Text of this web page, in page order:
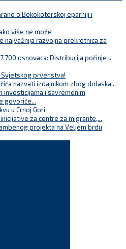
o Bokokotorskoj eparhiji i
više ne može
najvažnija razvojna prekretnica za
osnovaca: Distribucija počinje u
Svjetskog prvenstva!
nazvati izdajnikom zbog dolaska...
investicijama i savremenim
govoriće...
u Crnoj Gori
za centre za migrante,...
projekta na Veljem brdu